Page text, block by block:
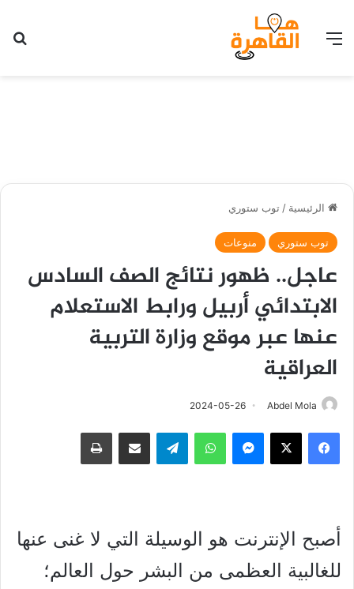
القائمة
الرئيسية / توب ستوري
توب ستوري منوعات
عاجل.. ظهور نتائج الصف السادس
الابتدائي أربيل ورابط الاستعلام
عنها عبر موقع وزارة التربية
العراقية
Abdel Mola
2024-05-26
فيسبوك ‫X ماسنجر واتساب تيلقرام مشاركة عبر البريد طباعة
أصبح الإنترنت هو الوسيلة التي لا غنى عنها
للغالبية العظمى من البشر حول العالم؛